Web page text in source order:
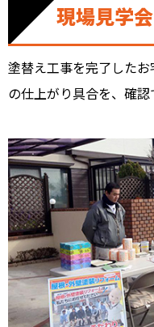
現場見学会
塗替え工事を完了した
の仕上がり具合を、確認